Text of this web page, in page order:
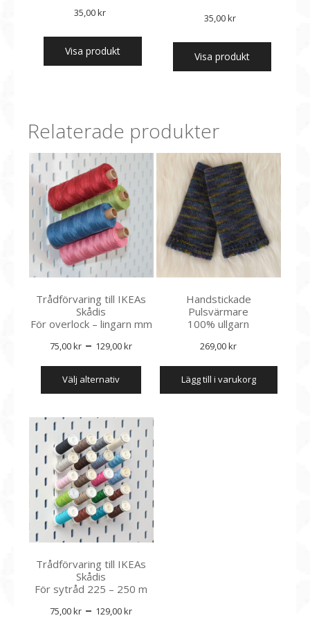
35,00kr
Visa produkt
35,00kr
Visa produkt
Relaterade produkter
Trådförvaring till IKEAs
Skådis
För overlock – lingarn mm
75,00kr – 129,00krPrisintervall:
75,00 kr
välj alternativ
Den
produkten
flera
varianter.
De
olika
alternativen
kan
väljas
produktsidan
Handstickade
Pulsvärmare
100% ullgarn
269,00kr
lägg till i varukorg
Trådförvaring till IKEAs
Skådis
För sytråd 225 – 250 m
75,00kr – 129,00krPrisintervall: